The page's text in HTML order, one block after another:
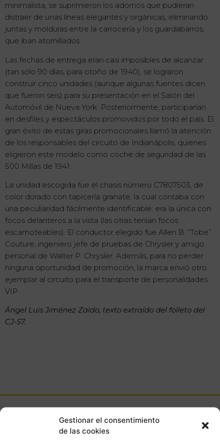
Gestionar el consentimiento
de las cookies
minimalista, se suprimieron los adornos que pudieran
distraer de unas líneas elegantes y orgánicas, eliminando
juntas y molduras entre la carrocería y los guardabarros,
que iban atornillados.
Las fechas de entrega eran casi imposibles de alcanzar
(tan sólo 90 días, para otoño de 1940), se lograron
construir cinco unidades (aunque algunas fuentes dicen
que fueron seis) para su presentación en el Salón del
Automóvil de Nueva York. Posteriormente, participarían
en desfiles y espectáculos promovidos por todo el país. El
gran éxito de estas giras promocionales llamó la atención
de los responsables del circuito de Indianápolis, quienes
eligieron este modelo como coche de seguridad de las
500 Millas de 1941.
La unidad escogida fue el chasis número C7807503, de
color dorado con tapicería granate, la cual contaba con
una peculiaridad fácilmente identificable: era la única con
focos delanteros a la vista (las otras tenían focos
escamoteables). El conductor elegido fue Allen B. “Tobe”
Couture, ingeniero jefe de pruebas de Chrysler y amigo
personal de Walter P. Chrysler. Además, para no perder
ninguna oportunidad de promoción, la marca envió otro
ejemplar al circuito para el transporte de personalidades
VIP.
Ángel Luis Jiménez Zaldo, texto extraído del folleto del
CJ-57.